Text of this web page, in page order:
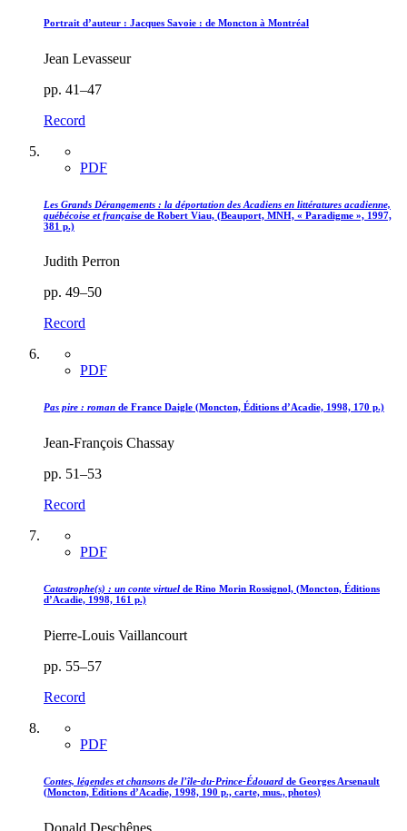
Portrait d’auteur : Jacques Savoie : de Moncton à Montréal
Jean Levasseur
pp. 41–47
Record
PDF
Les Grands Dérangements : la déportation des Acadiens en littératures acadienne,
québécoise et française de Robert Viau, (Beauport, MNH, « Paradigme », 1997,
381 p.)
Judith Perron
pp. 49–50
Record
PDF
Pas pire : roman de France Daigle (Moncton, Éditions d’Acadie, 1998, 170 p.)
Jean-François Chassay
pp. 51–53
Record
PDF
Catastrophe(s) : un conte virtuel de Rino Morin Rossignol, (Moncton, Éditions
d’Acadie, 1998, 161 p.)
Pierre-Louis Vaillancourt
pp. 55–57
Record
PDF
Contes, légendes et chansons de l’île-du-Prince-Édouard de Georges Arsenault
(Moncton, Éditions d’Acadie, 1998, 190 p., carte, mus., photos)